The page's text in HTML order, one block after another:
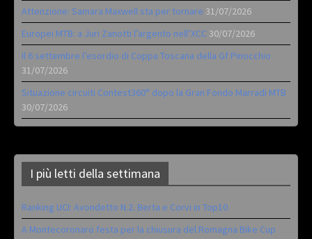
Attenzione: Samara Maxwell sta per tornare 31/07/2026
Europei MTB: a Juri Zanotti l’argento nell’XCC 30/07/2026
Il 6 settembre l’esordio di Coppa Toscana della Gf Pinocchio
31/07/2026
Situazione circuiti Contest360° dopo la Gran Fondo Marradi MTB
30/07/2026
I più letti della settimana
Ranking UCI: Avondetto N.2. Berta e Corvi in Top10
A Montecoronaro festa per la chiusura del Romagna Bike Cup